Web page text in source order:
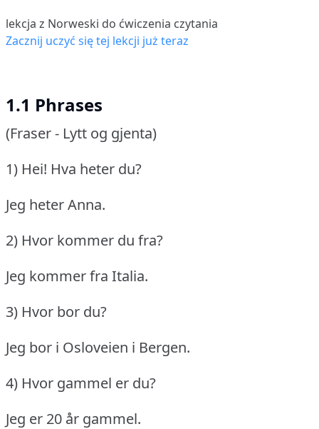
lekcja z Norweski do ćwiczenia czytania
Zacznij uczyć się tej lekcji już teraz
1.1 Phrases
(Fraser - Lytt og gjenta)
1) Hei! Hva heter du?
Jeg heter Anna.
2) Hvor kommer du fra?
Jeg kommer fra Italia.
3) Hvor bor du?
Jeg bor i Osloveien i Bergen.
4) Hvor gammel er du?
Jeg er 20 år gammel.